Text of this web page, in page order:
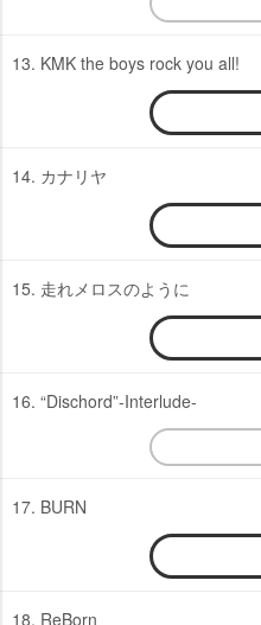
13. KMK the boys rock you all!
14. カナリヤ
15. 走れメロスのように
16. “Dischord”-Interlude-
17. BURN
18. ReBorn